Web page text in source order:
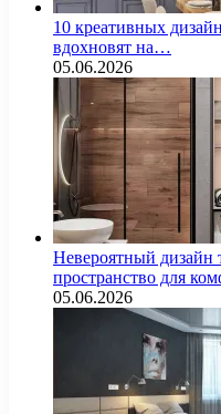
10 креативных
вдохновят на…
05.06.2026
Невероятный дизайн
пространство для
05.06.2026